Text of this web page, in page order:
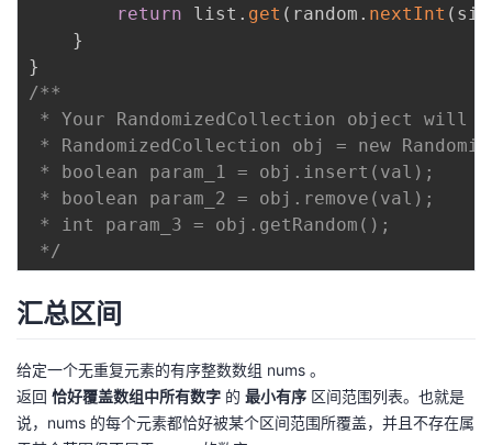
return list . get ( random . nextInt (
}
}
/**
* Your RandomizedCollection object will
* RandomizedCollection obj = new
* boolean param_1 = obj.insert(val);
* boolean param_2 = obj.remove(val);
* int param_3 = obj.getRandom();
*/
汇总区间
给定一个无重复元素的有序整数数组 nums 。
返回 恰好覆盖数组中所有数字 的 最小有序 区间范围列表。也就是
说，nums 的每个元素都恰好被某个区间范围所覆盖，并且不存在属